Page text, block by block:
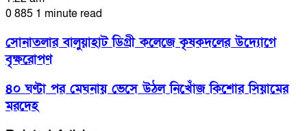
0 885 1 minute read
সোনাতলার বালুয়াহাট ডিগ্রী কলেজে কৃষকদলের উদ্যোগে
বৃক্ষরোপণ
৪০ ঘণ্টা পর মেঘনায় ভেসে উঠল নিখোঁজ কিশোর সিয়ামের
মরদেহ